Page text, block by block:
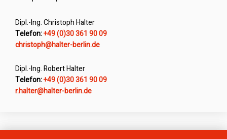
Dipl.-Ing. Christoph Halter
Telefon:+49 (0)30 361 90 09
ed.nilreb-retlah@hpotsirhc
Dipl.-Ing. Robert Halter
Telefon:+49 (0)30 361 90 09
ed.nilreb-retlah@retlah.r